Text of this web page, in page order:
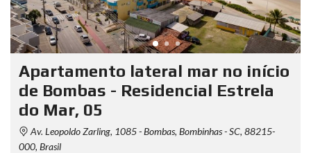
Apartamento lateral mar no início
de Bombas - Residencial Estrela
do Mar, 05
Av. Leopoldo Zarling, 1085 - Bombas, Bombinhas - SC, 88215-
000, Brasil